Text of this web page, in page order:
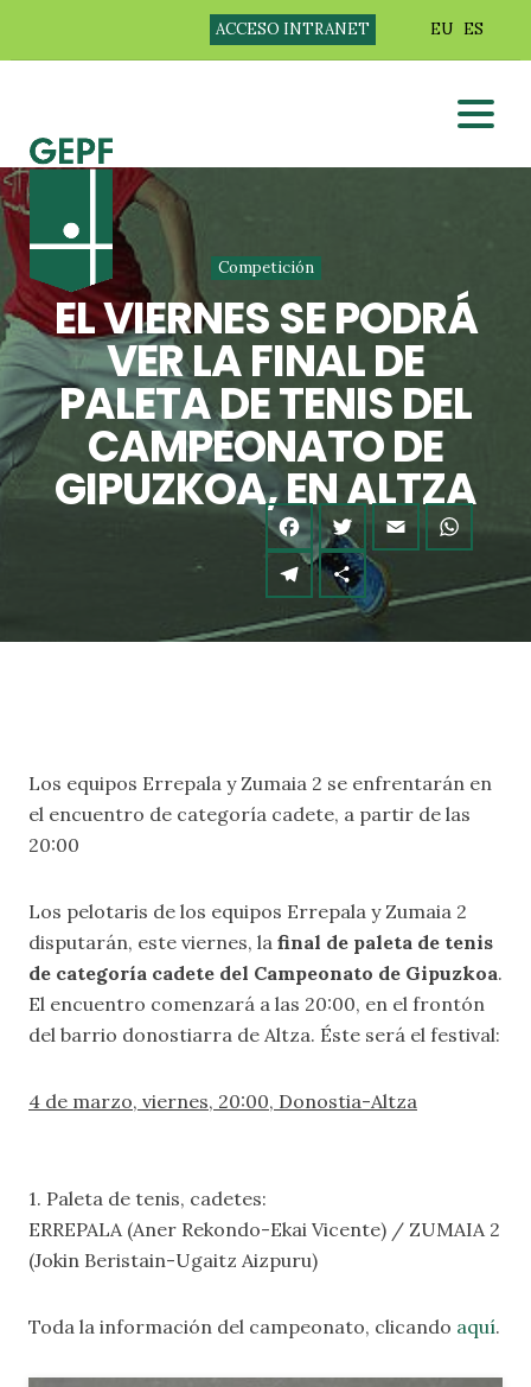
ACCESO INTRANET EU ES
Competición
EL VIERNES SE PODRÁ
VER LA FINAL DE
PALETA DE TENIS DEL
CAMPEONATO DE
GIPUZKOA, EN ALTZA
Los equipos Errepala y Zumaia 2 se enfrentarán en
el encuentro de categoría cadete, a partir de las
20:00
Los pelotaris de los equipos Errepala y Zumaia 2
disputarán, este viernes, la final de paleta de tenis
de categoría cadete del Campeonato de Gipuzkoa.
El encuentro comenzará a las 20:00, en el frontón
del barrio donostiarra de Altza. Éste será el festival:
4 de marzo, viernes, 20:00, Donostia-Altza
1. Paleta de tenis, cadetes:
ERREPALA (Aner Rekondo-Ekai Vicente) / ZUMAIA 2
(Jokin Beristain-Ugaitz Aizpuru)
Toda la información del campeonato, clicando aquí.